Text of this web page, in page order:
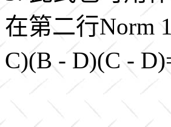
在第二行Norm
C)(B - D)(C -